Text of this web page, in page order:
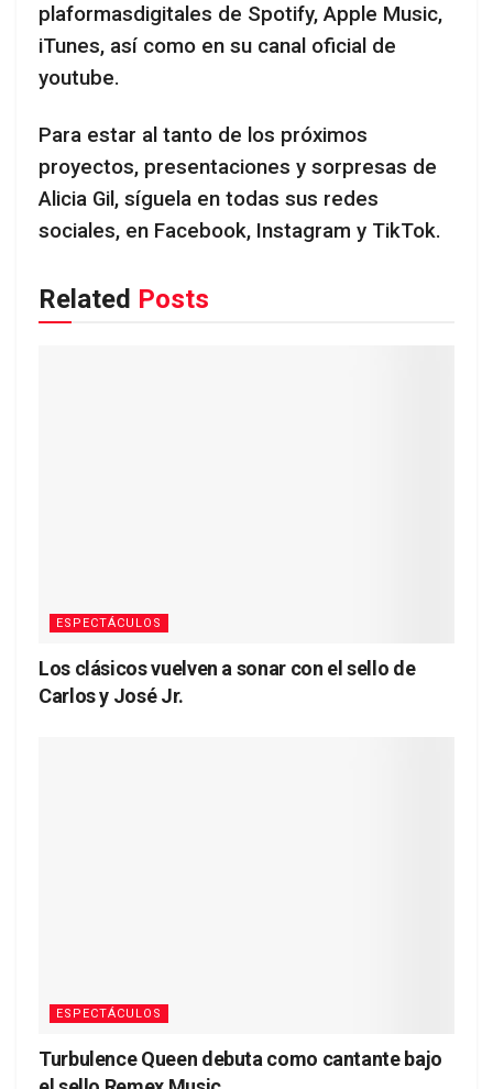
plaformasdigitales de Spotify, Apple Music,
iTunes, así como en su canal oficial de
youtube.
Para estar al tanto de los próximos
proyectos, presentaciones y sorpresas de
Alicia Gil, síguela en todas sus redes
sociales, en Facebook, Instagram y TikTok.
Related Posts
ESPECTÁCULOS
Los clásicos vuelven a sonar con el sello de
Carlos y José Jr.
ESPECTÁCULOS
Turbulence Queen debuta como cantante bajo